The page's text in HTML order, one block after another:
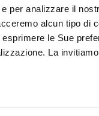
per analizzare il
alcun tipo di
le Sue
La
solutions.
believe exceptional
2026 BDO Italia S.p.A.,
limited by
- Sede Legale: Viale